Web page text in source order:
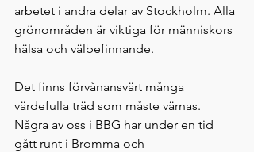
arbetet i andra delar av Stockholm. Alla
grönområden är viktiga för människors
hälsa och välbefinnande.
Det finns förvånansvärt många
värdefulla träd som måste värnas.
Några av oss i BBG har under en tid
gått runt i Bromma och